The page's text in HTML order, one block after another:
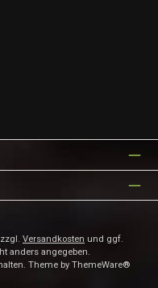
Versandkosten und ggf.
anders angegeben.
Theme by ThemeWare®